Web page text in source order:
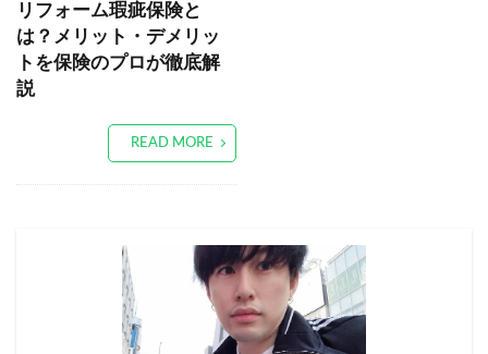
リフォーム瑕疵保険と
は？メリット・デメリッ
トを保険のプロが徹底解
説
READ MORE